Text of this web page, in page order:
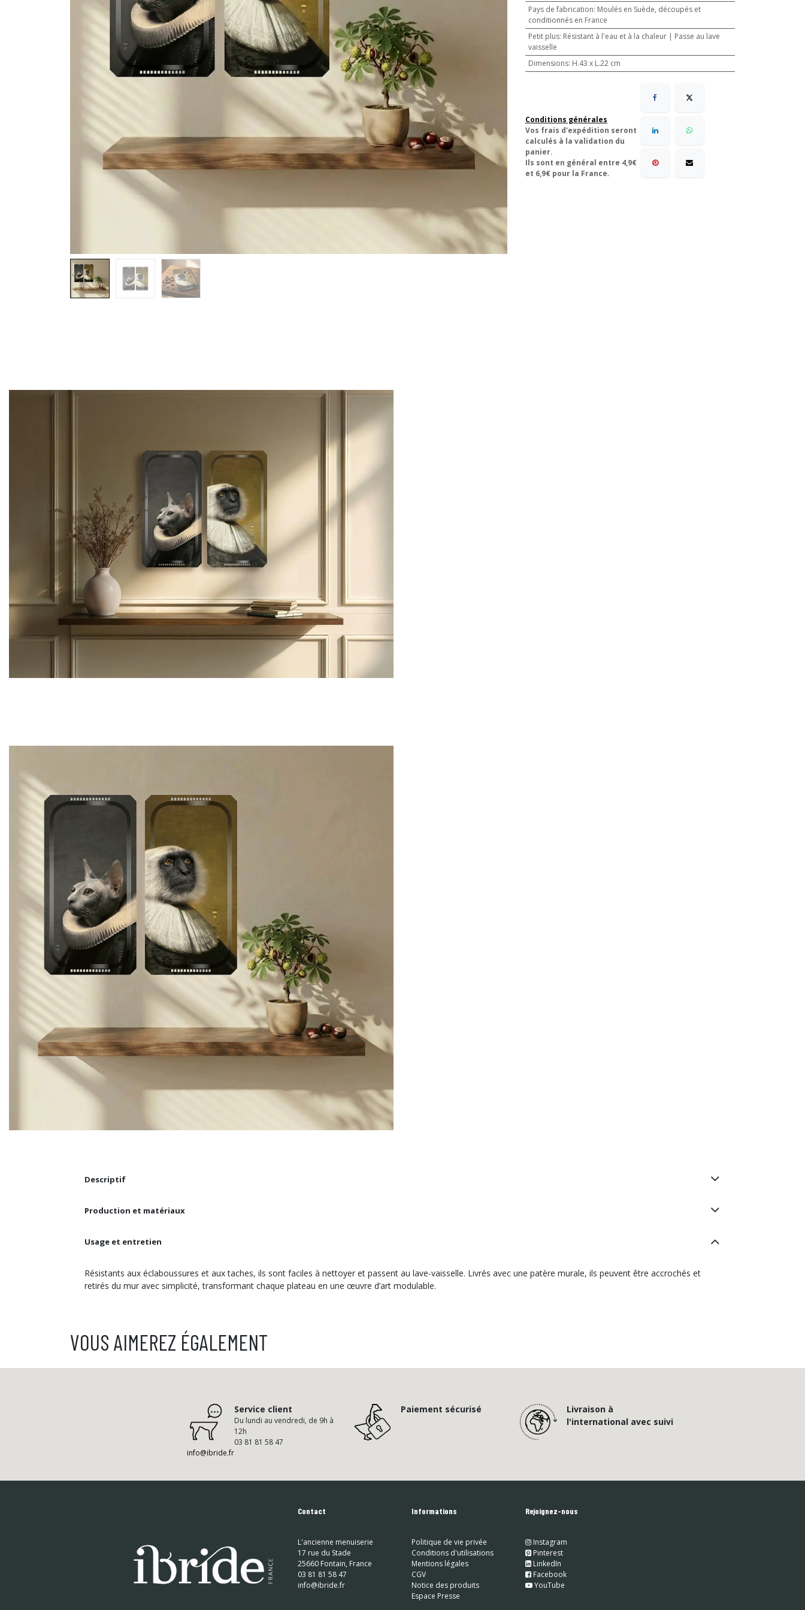
Pays de fabrication: Moulés en Suède, découpés et
conditionnés en France
Petit plus: Résistant à l'eau et à la chaleur | Passe au lave
vaisselle
Dimensions: H.43 x L.22 cm
Conditions générales
Vos frais d'expédition seront
calculés à la validation du
panier.
Ils sont en général entre 4,9€
et 6,9€ pour la France.
Descriptif
Production et matériaux
Usage et entretien
Résistants aux éclaboussures et aux taches, ils sont faciles à nettoyer et passent au lave-vaisselle. Livrés avec une patère murale, ils peuvent être accrochés et
retirés du mur avec simplicité, transformant chaque plateau en une œuvre d’art modulable.
VOUS AIMEREZ ÉGALEMENT
Livraison à
l'international avec suivi
Paiement sécurisé
Service client
Du lundi au vendredi, de 9h à
12h
03 81 81 58 47
info@ibride.fr
Contact
L'ancienne menuiserie
17 rue du Stade
25660 Fontain, France
03 81 81 58 47
info@ibride.fr
Informations
Politique de vie privée
Conditions d'utilisations
Mentions légales
CGV
Notice des produits
Espace Presse
Rejoignez-nous
Instagram
Pinterest
LinkedIn
​ Facebook
YouTube